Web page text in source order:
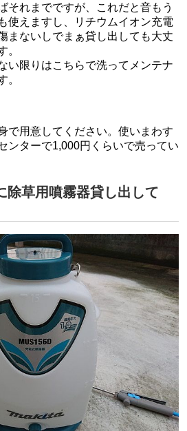
それまでですが、これだと音もう
使えますし、リチウムイオン充電
まないしでまぁ貸し出しても大丈
。
い限りはこちらで洗ってメンテナ
。
で用意してください。使いまわす
ンターで1,000円くらいで売ってい
除草用噴霧器貸し出して